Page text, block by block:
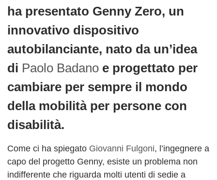
ha presentato Genny Zero, un
innovativo dispositivo
autobilanciante, nato da un’idea
di Paolo Badano e progettato per
cambiare per sempre il mondo
della mobilità per persone con
disabilità.
Come ci ha spiegato Giovanni Fulgoni, l’ingegnere a
capo del progetto Genny, esiste un problema non
indifferente che riguarda molti utenti di sedie a